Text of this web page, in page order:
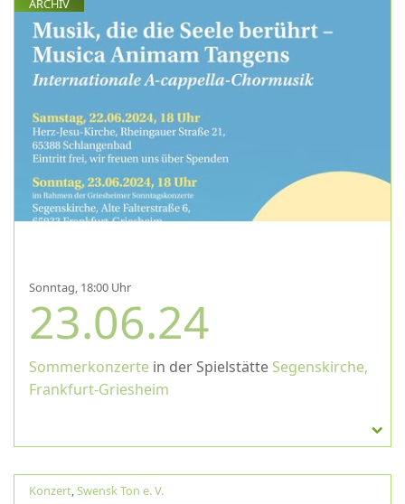
ARCHIV
Sonntag, 18:00 Uhr
23.06.24
Sommerkonzerte in der Spielstätte Segenskirche,
Frankfurt-Griesheim
Konzert Swensk Ton e. V.